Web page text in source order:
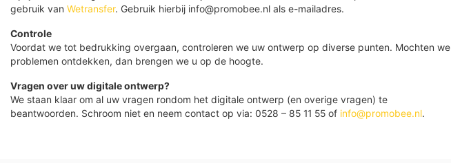
gebruik van Wetransfer. Gebruik hierbij info@promobee.nl als e-mailadres.
Controle
Voordat we tot bedrukking overgaan, controleren we uw ontwerp op diverse punten. Mochten we
problemen ontdekken, dan brengen we u op de hoogte.
Vragen over uw digitale ontwerp?
We staan klaar om al uw vragen rondom het digitale ontwerp (en overige vragen) te
beantwoorden. Schroom niet en neem contact op via: 0528 – 85 11 55 of info@promobee.nl.